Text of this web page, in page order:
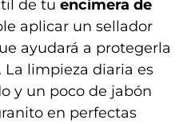
de tu encimera de
aplicar un sellador
ayudará a protegerla
La limpieza diaria es
y un poco de jabón
en perfectas